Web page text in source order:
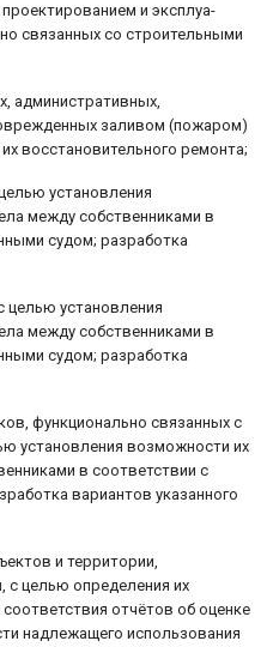
и эксплуа­
связанных со строительными
административных,
заливом (пожаром)
восстановительного ремонта;
установления
между собственниками в
судом; разработка
целью установления
между собственниками в
судом; разработка
функционально связанных с
установления возможности их
в соответствии с
вариантов указанного
и территории,
с целью определения их
отчётов об оценке
надлежащего использования